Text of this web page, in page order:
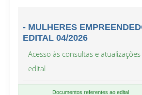
- MULHERES
EDITAL 04/2026
Acesso às consultas e
edital
Documentos referentes ao edital